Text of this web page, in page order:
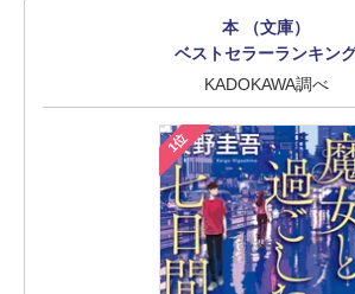
本 （文庫）
ベストセラーランキン
KADOKAWA調べ
1位